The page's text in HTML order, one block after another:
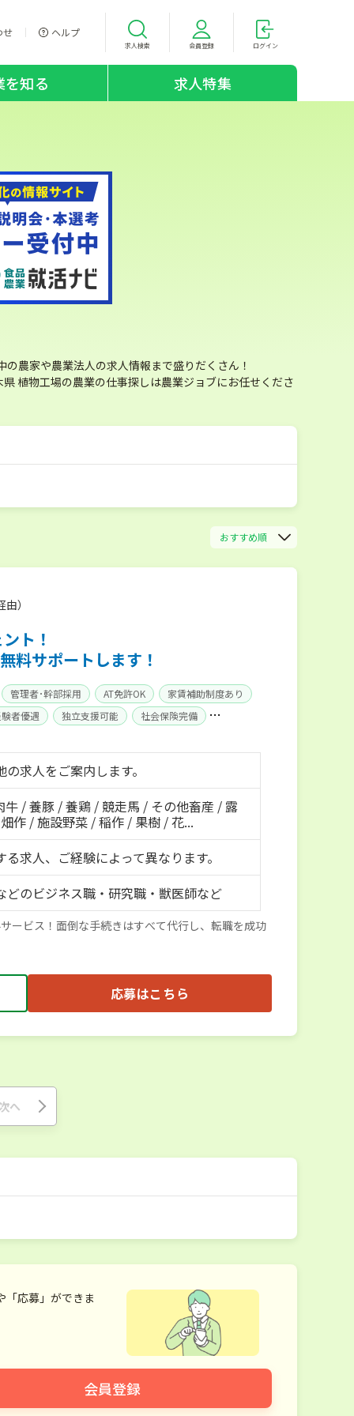
せ ヘルプ
求人検索 会員登録 ログイン
を知る 求人特集
農家や農業法人の求人情報まで盛りだくさん！
植物工場の農業の仕事探しは農業ジョブにお任せくださ
おすすめ順
）
ト！
料サポートします！
管理者･幹部採用 AT免許OK
家賃補助制度あり
者優遇
独立支援可能 社会保険完備
の求人をご案内します。
牛 / 養豚 / 養鶏 / 競走馬 / その他畜産 / 露
作 / 施設野菜 / 稲作 / 果樹 / 花...
る求人、ご経験によって異なります。
どのビジネス職・研究職・獣医師など
ービス！面倒な手続きはすべて代行し、転職を成功
応募はこちら
へ
「応募」ができま
会員登録